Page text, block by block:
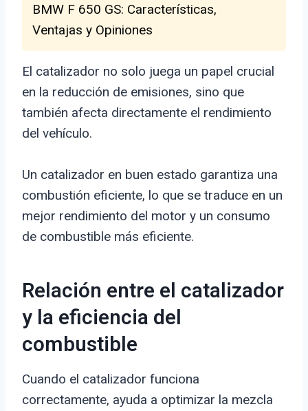
BMW F 650 GS: Características,
Ventajas y Opiniones
El catalizador no solo juega un papel crucial
en la reducción de emisiones, sino que
también afecta directamente el rendimiento
del vehículo.
Un catalizador en buen estado garantiza una
combustión eficiente, lo que se traduce en un
mejor rendimiento del motor y un consumo
de combustible más eficiente.
Relación entre el catalizador
y la eficiencia del
combustible
Cuando el catalizador funciona
correctamente, ayuda a optimizar la mezcla